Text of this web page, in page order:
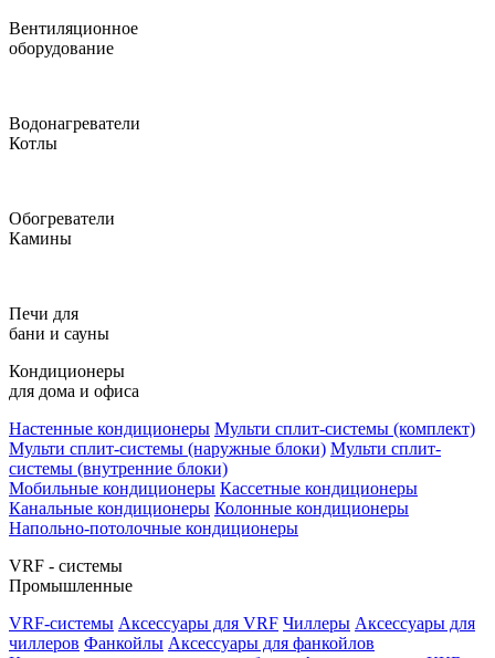
Вентиляционное
оборудование
Водонагреватели
Котлы
Обогреватели
Камины
Печи для
бани и сауны
Кондиционеры
для дома и офиса
Настенные кондиционеры Мульти сплит-системы (комплект)
Мульти сплит-системы (наружные блоки) Мульти сплит-
системы (внутренние блоки)
Мобильные кондиционеры Кассетные кондиционеры
Канальные кондиционеры Колонные кондиционеры
Напольно-потолочные кондиционеры
VRF - системы
Промышленные
VRF-системы Аксессуары для VRF Чиллеры Аксессуары для
чиллеров Фанкойлы Аксессуары для фанкойлов